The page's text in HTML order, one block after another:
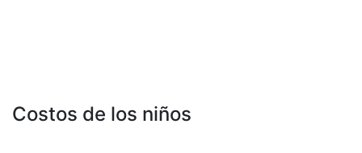
Costos de los niños